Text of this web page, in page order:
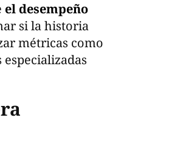
el desempeño
si la historia
métricas como